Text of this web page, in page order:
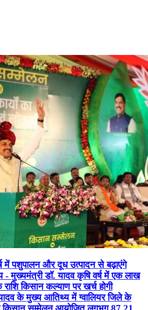
में पशुपालन और दूध उत्पादन से बढ़ाएंगे
- मुख्यमंत्री डॉ. यादव कृषि वर्ष में एक लाख
किसान कल्याण पर खर्च होगी
के मुख्य आतिथ्य में ग्वालियर जिले के